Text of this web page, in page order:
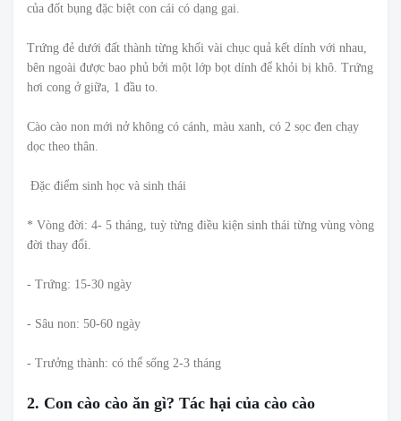
của đốt bụng đặc biệt con cái có dạng gai.
Trứng đẻ dưới đất thành từng khối vài chục quả kết dính với nhau,
bên ngoài được bao phủ bởi một lớp bọt dính để khỏi bị khô. Trứng
hơi cong ở giữa, 1 đầu to.
Cào cào non mới nở không có cánh, màu xanh, có 2 sọc đen chạy
dọc theo thân.
Đặc điểm sinh học và sinh thái
* Vòng đời: 4- 5 tháng, tuỳ từng điều kiện sinh thái từng vùng vòng
đời thay đổi.
- Trứng: 15-30 ngày
- Sâu non: 50-60 ngày
- Trưởng thành: có thể sống 2-3 tháng
2. Con cào cào ăn gì? Tác hại của cào cào